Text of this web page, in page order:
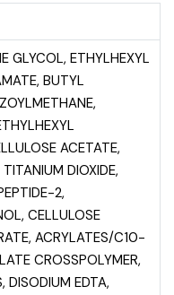
GLYCOL, ETHYLHEXYL
BUTYL
ACETATE,
DIOXIDE,
2,
CELLULOSE
ACRYLATES/C10-
CROSSPOLYMER,
DISODIUM EDTA,